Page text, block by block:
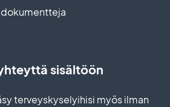
sisältöön
terveyskyselyihisi myös ilman